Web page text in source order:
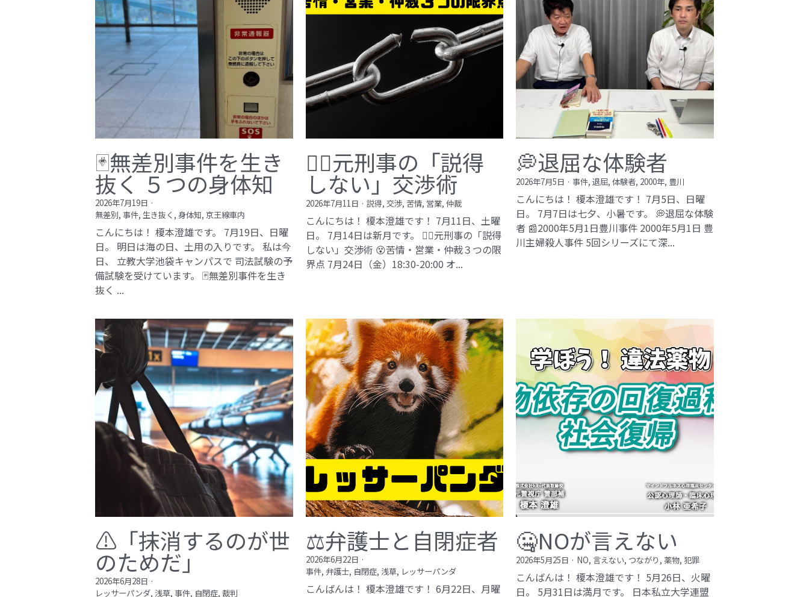
🃏無差別事件を生き
抜く ５つの身体知
2026年7月19日 ·
無差別, 事件, 生き抜く, 身体知, 京王線車内
こんにちは！ 榎本澄雄です。 7月19日、日曜
日。 明日は海の日、土用の入りです。 私は今
日、 立教大学池袋キャンパスで 司法試験の予
備試験を受けています。 🃏無差別事件を生き
抜く ...
🙅‍♂️元刑事の「説得
しない」交渉術
2026年7月11日 · 説得, 交渉, 苦情, 営業, 仲裁
こんにちは！ 榎本澄雄です！ 7月11日、土曜
日。 7月14日は新月です。 🙅‍♂️元刑事の「説得
しない」交渉術 😵苦情・営業・仲裁３つの限
界点 7月24日（金）18:30-20:00 オ...
💭退屈な体験者
2026年7月5日 · 事件, 退屈, 体験者, 2000年, 豊川
こんにちは！ 榎本澄雄です！ 7月5日、日曜
日。 7月7日は七夕、小暑です。 💭退屈な体験
者 📰2000年5月1日豊川事件​ 2000年5月1日 豊
川主婦殺人事件 5回シリーズにて深...
⚠️「抹消するのが世
のためだ」​
2026年6月28日 ·
レッサーパンダ, 浅草, 事件, 自閉症, 裁判
⚖️弁護士と自閉症者
2026年6月22日 ·
事件, 弁護士, 自閉症, 浅草, レッサーパンダ
こんばんは！ 榎本澄雄です！ 6月22日、月曜
🤐NOが言えない
2026年5月25日 · NO, 言えない, つながり, 薬物, 犯罪
こんばんは！ 榎本澄雄です！ 5月26日、火曜
日。 5月31日は満月です。 日本私立大学連盟